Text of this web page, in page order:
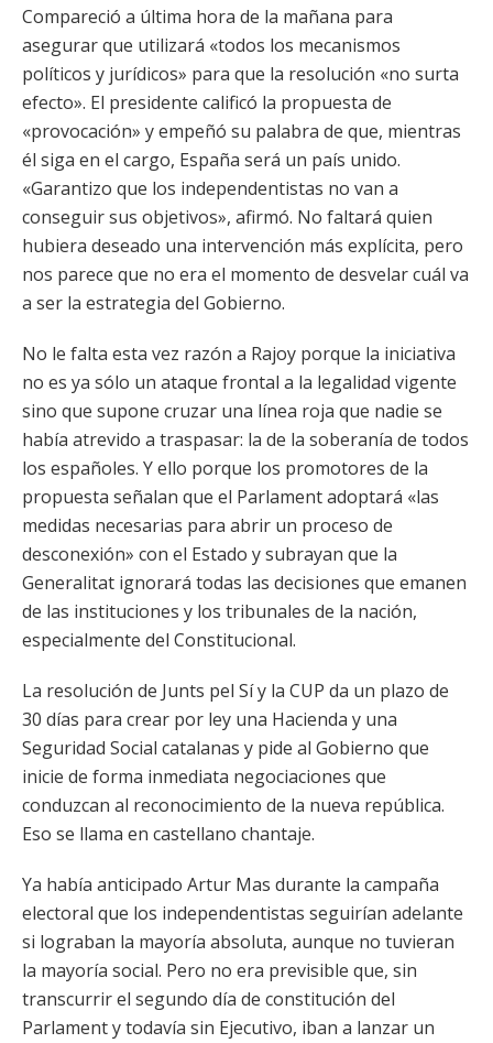
Compareció a última hora de la mañana para
asegurar que utilizará «todos los mecanismos
políticos y jurídicos» para que la resolución «no surta
efecto». El presidente calificó la propuesta de
«provocación» y empeñó su palabra de que, mientras
él siga en el cargo, España será un país unido.
«Garantizo que los independentistas no van a
conseguir sus objetivos», afirmó. No faltará quien
hubiera deseado una intervención más explícita, pero
nos parece que no era el momento de desvelar cuál va
a ser la estrategia del Gobierno.
No le falta esta vez razón a Rajoy porque la iniciativa
no es ya sólo un ataque frontal a la legalidad vigente
sino que supone cruzar una línea roja que nadie se
había atrevido a traspasar: la de la soberanía de todos
los españoles. Y ello porque los promotores de la
propuesta señalan que el Parlament adoptará «las
medidas necesarias para abrir un proceso de
desconexión» con el Estado y subrayan que la
Generalitat ignorará todas las decisiones que emanen
de las instituciones y los tribunales de la nación,
especialmente del Constitucional.
La resolución de Junts pel Sí y la CUP da un plazo de
30 días para crear por ley una Hacienda y una
Seguridad Social catalanas y pide al Gobierno que
inicie de forma inmediata negociaciones que
conduzcan al reconocimiento de la nueva república.
Eso se llama en castellano chantaje.
Ya había anticipado Artur Mas durante la campaña
electoral que los independentistas seguirían adelante
si lograban la mayoría absoluta, aunque no tuvieran
la mayoría social. Pero no era previsible que, sin
transcurrir el segundo día de constitución del
Parlament y todavía sin Ejecutivo, iban a lanzar un